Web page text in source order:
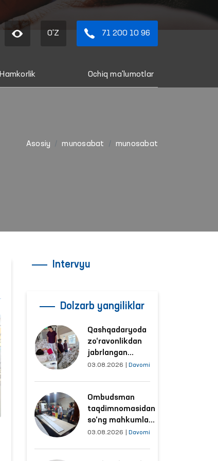
O'Z 71 200 10 96
Hamkorlik Ochiq ma'lumotlar
Asosiy munosabat munosabat
Intervyu
Dolzarb yangiliklar
Qashqadaryoda
zo‘ravonlikdan
jabrlangan
ayolning holati
o‘rganildi
03.08.2026 Davomi
Ombudsman
taqdimnomasidan
so‘ng mahkumlar
mehnat
03.08.2026 Davomi